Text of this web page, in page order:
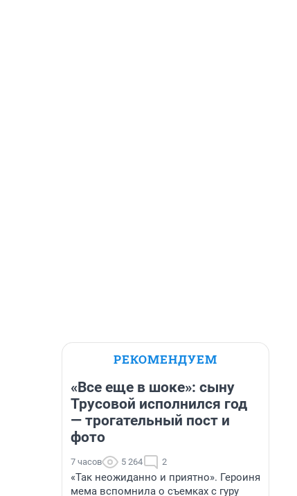
РЕКОМЕНДУЕМ
«Все еще в шоке»: сыну
Трусовой исполнился год
— трогательный пост и
фото
7 часов 5 264 2
«Так неожиданно и приятно». Героиня
мема вспомнила о съемках с гуру